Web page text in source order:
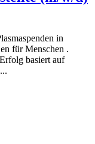
in
für Menschen .
basiert auf